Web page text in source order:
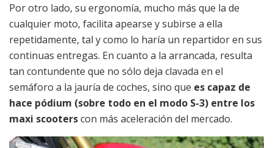
Por otro lado, su ergonomía, mucho más que la de
cualquier moto, facilita apearse y subirse a ella
repetidamente, tal y como lo haría un repartidor en sus
continuas entregas. En cuanto a la arrancada, resulta
tan contundente que no sólo deja clavada en el
semáforo a la jauría de coches, sino que es capaz de
hace pódium (sobre todo en el modo S-3) entre los
maxi scooterscon más aceleración del mercado.